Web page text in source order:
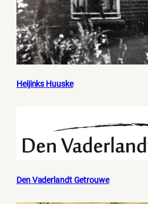
Heijinks Huuske
Den Vaderlandt Getrouwe